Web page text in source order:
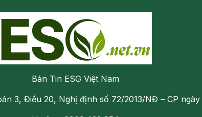
Bản Tin ESG Việt Nam
3, Điều 20, Nghị định số 72/2013/NĐ – CP ngày